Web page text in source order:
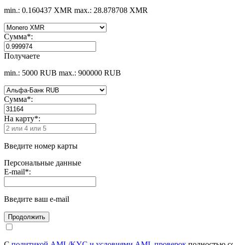
min.: 0.160437 XMR max.: 28.878708 XMR
Сумма*:
Получаете
min.: 5000 RUB max.: 900000 RUB
Сумма*:
На карту*:
Введите номер карты
Персональные данные
E-mail*:
Введите ваш e-mail